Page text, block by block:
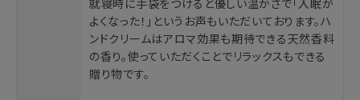
就寝時に手袋をつけると優しい温かさで「入眠が
よくなった！」というお声もいただいております。ハ
ンドクリームはアロマ効果も期待できる天然香料
の香り。使っていただくことでリラックスもできる
贈り物です。